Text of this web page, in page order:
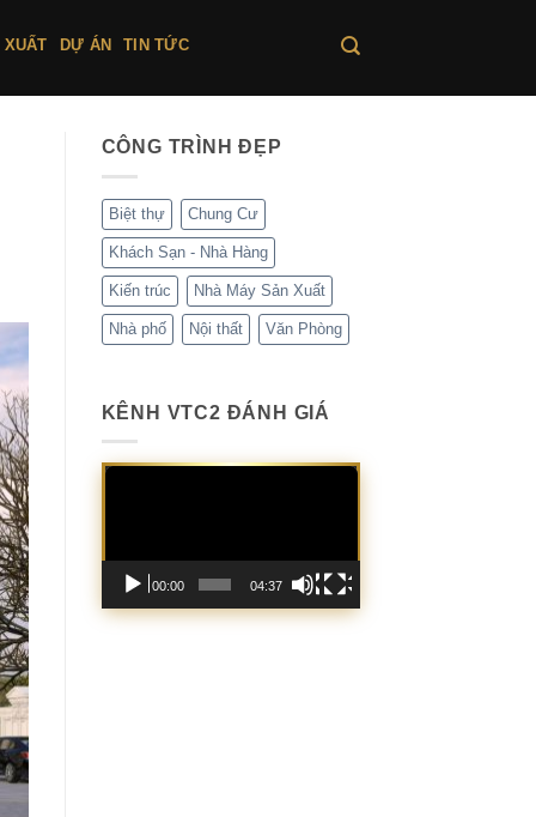
DỰ ÁN TIN TỨC
CÔNG TRÌNH ĐẸP
Biệt thự Chung Cư
Khách Sạn - Nhà Hàng
Kiến trúc Nhà Máy Sản Xuất
Nhà phố Nội thất Văn Phòng
KÊNH VTC2 ĐÁNH GIÁ
Trình
00:00 04:37